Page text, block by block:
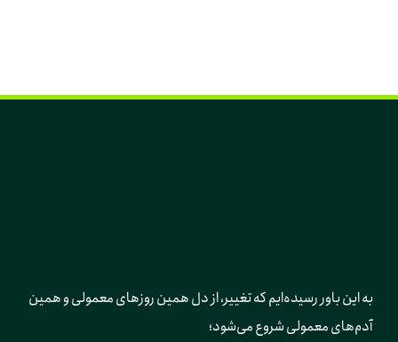
به این باور رسیده‌ایم که تغییر، از دل همین روزهای معمولی و همین
آدم‌های معمولی شروع می‌شود؛